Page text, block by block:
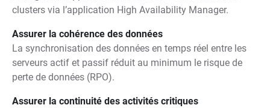
clusters via l’application High Availability Manager.
Assurer la cohérence des données
La synchronisation des données en temps réel entre les
serveurs actif et passif réduit au minimum le risque de
perte de données (RPO).
Assurer la continuité des activités critiques